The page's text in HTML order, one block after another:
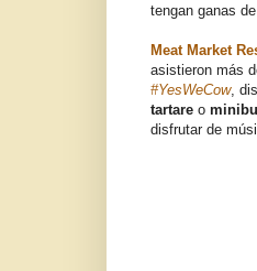
tengan ganas de
Meat Market
asistieron más
#YesWeCow,
tartare o
disfrutar de